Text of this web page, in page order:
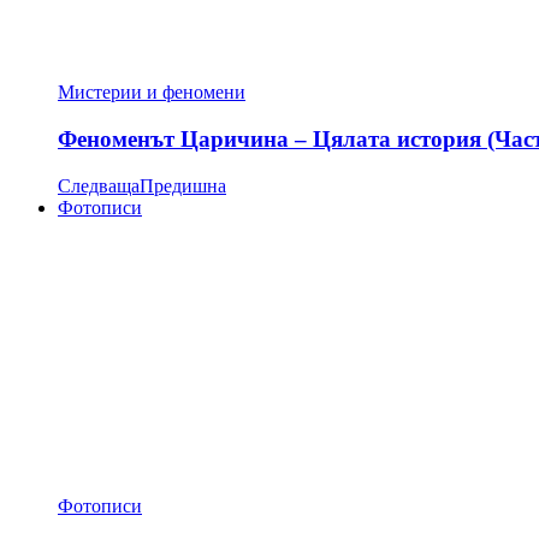
Мистерии и феномени
Феноменът Царичина – Цялата история
СледващаПредишна
Фотописи
Фотописи